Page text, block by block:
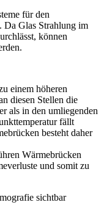
für den
Da Glas Strahlung im
können
einem höheren
diesen Stellen die
als in den umliegenden
fällt
besteht daher
Wärmebrücken
und somit zu
sichtbar